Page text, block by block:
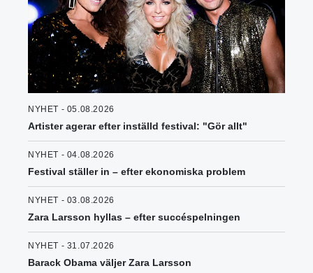
NYHET - 05.08.2026
Artister agerar efter inställd festival: "Gör allt"
NYHET - 04.08.2026
Festival ställer in – efter ekonomiska problem
NYHET - 03.08.2026
Zara Larsson hyllas – efter succéspelningen
NYHET - 31.07.2026
Barack Obama väljer Zara Larsson